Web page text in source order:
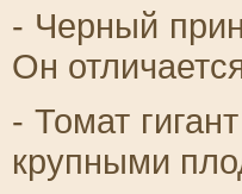
- Черный
Он
- Томат
крупными